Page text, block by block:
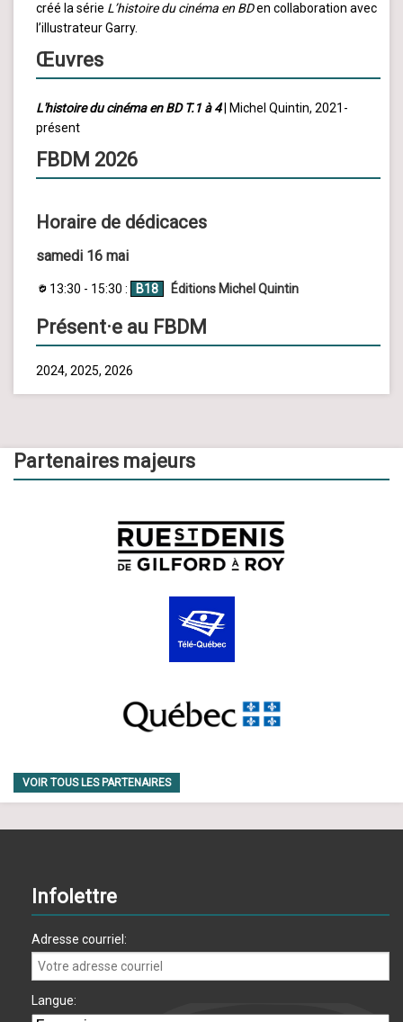
créé la série L’histoire du cinéma en BDen collaboration avec
l’illustrateur Garry.
Œuvres
L'histoire du cinéma en BD T.1 à 4| Michel Quintin, 2021-
présent
FBDM 2026
Horaire de dédicaces
samedi 16 mai
13:30 - 15:30 : B18 Éditions Michel Quintin
Présent·e au FBDM
2024, 2025, 2026
Partenaires majeurs
VOIR TOUS LES PARTENAIRES
Infolettre
Adresse courriel:
Langue: